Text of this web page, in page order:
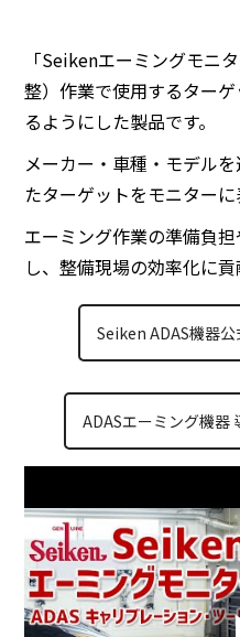
「Seikenエーミングモニ
整）作業で使用するター
るようにした製品です。
メーカー・車種・モデル
たターゲットをモニターに
エーミング作業の準備負
し、整備現場の効率化に貢
Seiken ADAS機器
ADASエーミング機器